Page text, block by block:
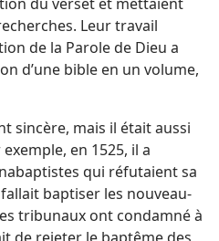
Leur travail
de la Parole de Dieu a
d’une bible en un volume,
sincère, mais il était aussi
en 1525, il a
qui réfutaient sa
baptiser les nouveau-
tribunaux ont condamné à